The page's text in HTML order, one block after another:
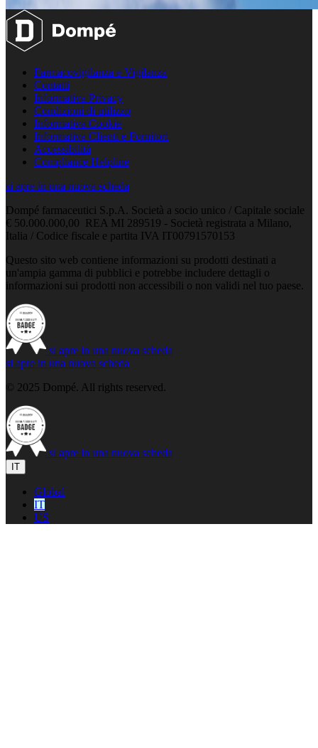
Farmacovigilanza e Vigilanza
Contatti
Informativa Privacy
Condizioni di utilizzo
Informativa Cookie
Informativa Clienti e Fornitori
Accessibilità
Compliance Helpline
si apre in una nuova scheda
Dompé farmaceutici S.p.A. Società a socio unico / Capitale sociale
€ 50.000.000,00 REA MI 289519 - Società registrata a Milano,
Italia / Codice fiscale e partita IVA IT00791570153
Questo sito web contiene informazioni su prodotti destinati a
un'ampia gamma di pubblici e potrebbe includere dettagli o
informazioni sui prodotti non accessibili o non validi nel tuo paese.
si apre in una nuova scheda
si apre in una nuova scheda
© 2025 Dompé. All rights reserved.
si apre in una nuova scheda
IT
Global
IT
US